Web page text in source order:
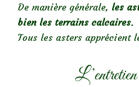
De manière générale, les
bien les terrains calcaires.
Tous les asters apprécient
L’entretien